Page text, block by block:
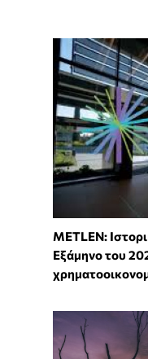
METLEN:
Εξάμηνο του